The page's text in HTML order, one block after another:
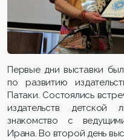
Первые дни выставки
по развитию
Патаки. Состоялись
издательств
знакомство с
Ирана. Во второй день